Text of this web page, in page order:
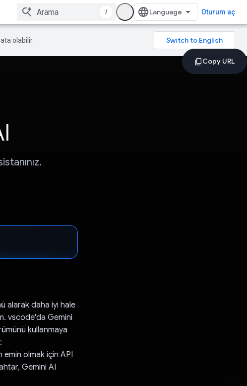
/ Oturum aç
olabilir.
alarak daha iyi hale
vscode'da Gemini
kullanmaya
emin olmak için API
Gemini AI